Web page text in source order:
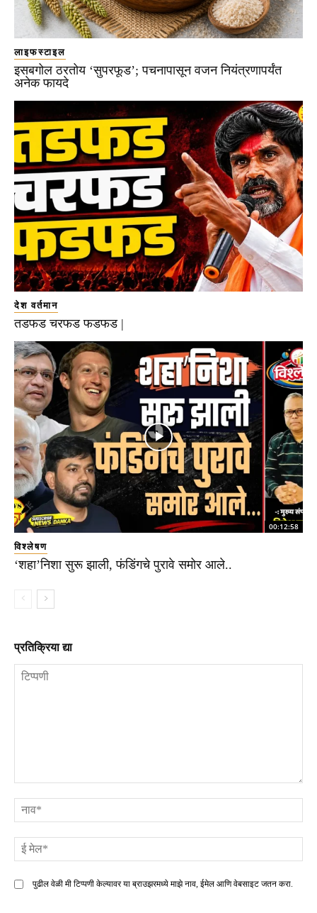
लाइफस्टाइल
इसबगोल ठरतोय ‘सुपरफूड’; पचनापासून वजन नियंत्रणापर्यंत
अनेक फायदे
देश वर्तमान
तडफड चरफड फडफड |
00:12:58
विश्लेषण
‘शहा’निशा सुरू झाली, फंडिंगचे पुरावे समोर आले..
प्रतिक्रिया द्या
पुढील वेळी मी टिप्पणी केल्यावर या ब्राउझरमध्ये माझे नाव, ईमेल आणि वेबसाइट जतन करा.